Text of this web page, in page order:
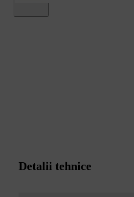
Detalii tehnice